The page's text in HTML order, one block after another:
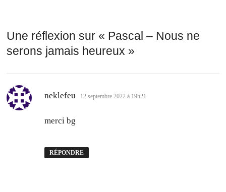
Une réflexion sur « Pascal – Nous ne
serons jamais heureux »
neklefeu dit :
12 septembre 2022 à 19h21
merci bg
RÉPONDRE